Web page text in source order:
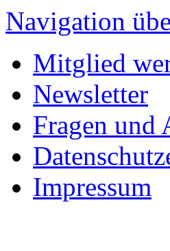
Navigation
Mitglied
Newsletter
Fragen und
Impressum